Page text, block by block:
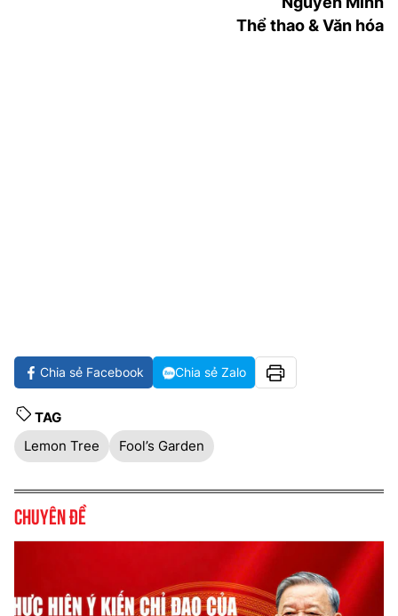
Thể thao & Văn hóa
Chia sẻ Facebook Chia sẻ Zalo
TAG
Lemon Tree
Fool’s Garden
Chuyên đề